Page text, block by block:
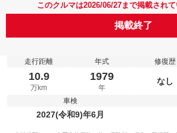
このクルマは2026/06/27まで掲載されて
掲載終了
走行距離
10.9
万km
年式
1979
年
修復歴
なし
車検
2027(令和9)年6月